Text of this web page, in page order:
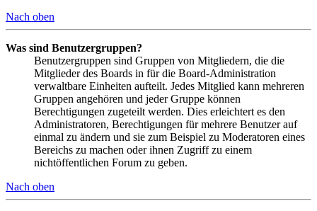
Nach oben
Was sind Benutzergruppen?
Benutzergruppen sind Gruppen von Mitgliedern, die die
Mitglieder des Boards in für die Board-Administration
verwaltbare Einheiten aufteilt. Jedes Mitglied kann mehreren
Gruppen angehören und jeder Gruppe können
Berechtigungen zugeteilt werden. Dies erleichtert es den
Administratoren, Berechtigungen für mehrere Benutzer auf
einmal zu ändern und sie zum Beispiel zu Moderatoren eines
Bereichs zu machen oder ihnen Zugriff zu einem
nichtöffentlichen Forum zu geben.
Nach oben